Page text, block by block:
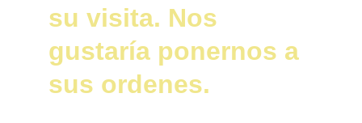
su visita. Nos
gustaría ponernos a
sus ordenes.